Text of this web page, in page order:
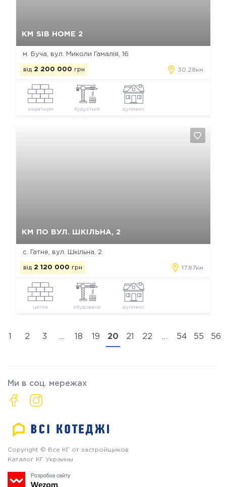
КМ SIB HOME 2
м. Буча, вул. Миколи Гамалія, 16
від 2 200 000 грн 30.28км
кератерм будується дуплекс
КМ ПО ВУЛ. ШКІЛЬНА, 2
с. Гатне, вул. Шкільна, 2
від 2 120 000 грн 17.87км
цегла збудовано дуплекс
1 2 3 … 18 19 20 21 22 … 54 55 56
Ми в соц. мережах
Copyright © Все КГ от застройщиков
Каталог КГ Украины